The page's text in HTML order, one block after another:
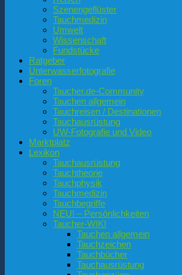
Szenengeflüster
Tauchmedizin
Umwelt
Wissenschaft
Fundstücke
Ratgeber
Unterwasserfotografie
Foren
Taucher.de-Community
Tauchen allgemein
Tauchreisen / Destinationen
Tauchausrüstung
UW-Fotografie und Video
Marktplatz
Lexikon
Tauchausrüstung
Tauchtheorie
Tauchphysik
Tauchmedizin
Tauchbegriffe
NEU! – Persönlichkeiten
Taucher-WIKI
Tauchen allgemein
Tauchzeichen
Tauchbücher
Tauchausrüstung